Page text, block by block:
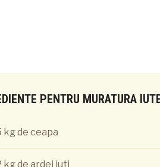
PENTRU MURATURA
kg de ceapa
kg de ardei iuti